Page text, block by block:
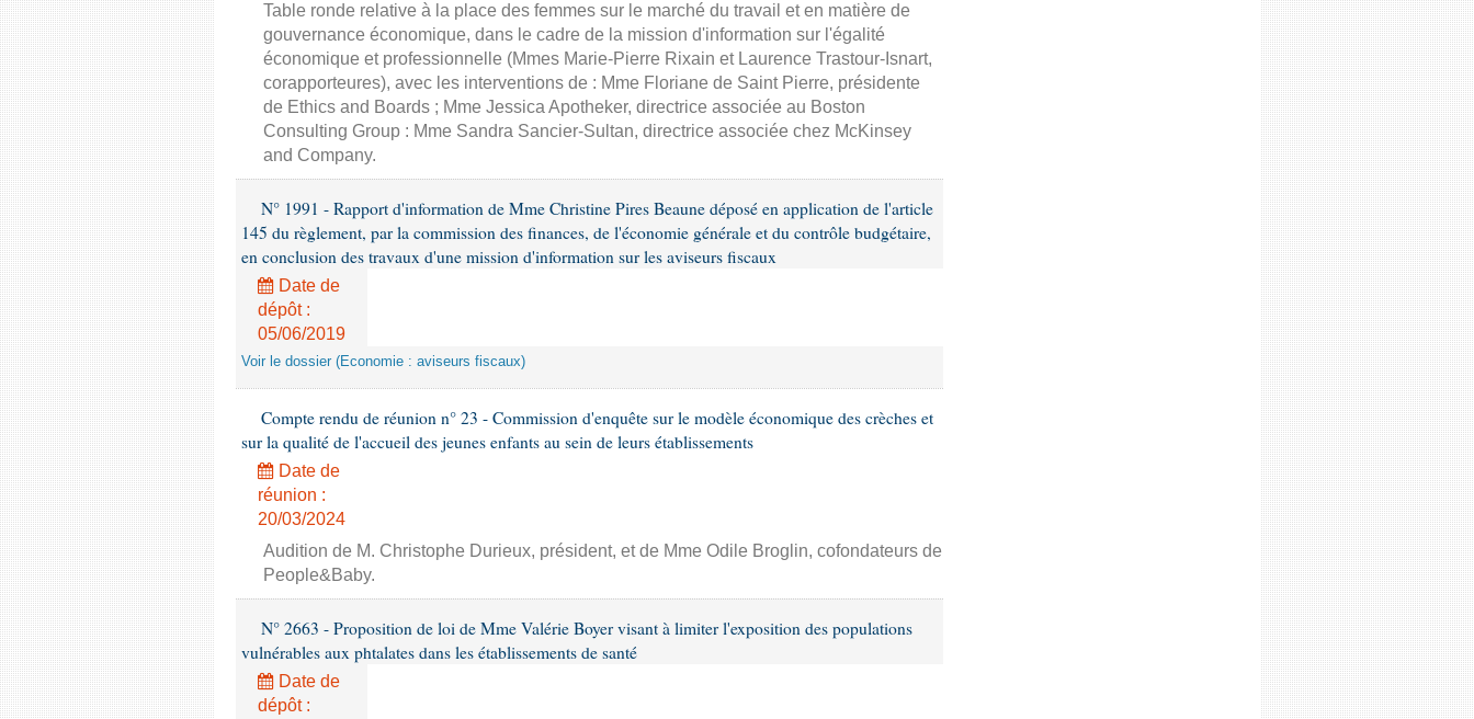
Table ronde relative à la place des femmes sur le marché du travail et en matière de
gouvernance économique, dans le cadre de la mission d'information sur l'égalité
économique et professionnelle (Mmes Marie-Pierre Rixain et Laurence Trastour-Isnart,
corapporteures), avec les interventions de : Mme Floriane de Saint Pierre, présidente
de Ethics and Boards ; Mme Jessica Apotheker, directrice associée au Boston
Consulting Group : Mme Sandra Sancier-Sultan, directrice associée chez McKinsey
and Company.
N° 1991 - Rapport d'information de Mme Christine Pires Beaune déposé en application de l'article
145 du règlement, par la commission des finances, de l'économie générale et du contrôle budgétaire,
en conclusion des travaux d'une mission d'information sur les aviseurs fiscaux
Date de
dépôt :
05/06/2019
Voir le dossier (Economie : aviseurs fiscaux)
Compte rendu de réunion n° 23 - Commission d'enquête sur le modèle économique des crèches et
sur la qualité de l'accueil des jeunes enfants au sein de leurs établissements
Date de
réunion :
20/03/2024
Audition de M. Christophe Durieux, président, et de Mme Odile Broglin, cofondateurs de
People&Baby.
N° 2663 - Proposition de loi de Mme Valérie Boyer visant à limiter l'exposition des populations
vulnérables aux phtalates dans les établissements de santé
Date de
dépôt :